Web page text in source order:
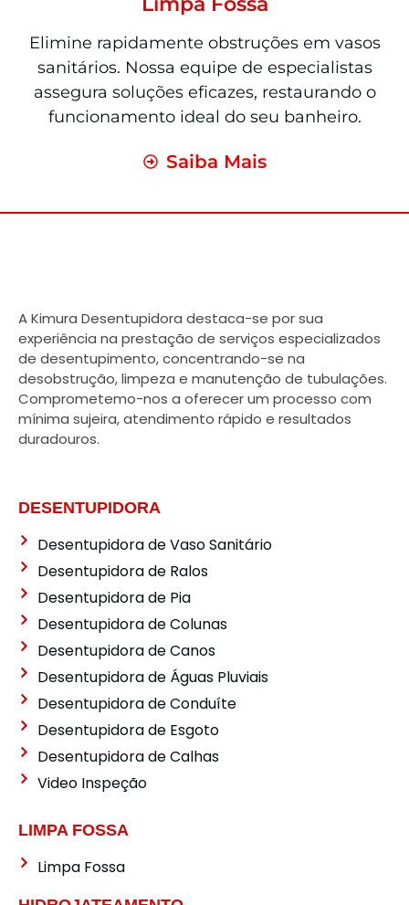
Elimine rapidamente obstruções em vasos
sanitários. Nossa equipe de especialistas
assegura soluções eficazes, restaurando o
funcionamento ideal do seu banheiro.
Saiba Mais
A Kimura Desentupidora destaca-se por sua
experiência na prestação de serviços especializados
de desentupimento, concentrando-se na
desobstrução, limpeza e manutenção de tubulações.
Comprometemo-nos a oferecer um processo com
mínima sujeira, atendimento rápido e resultados
duradouros.
DESENTUPIDORA
Desentupidora de Vaso Sanitário
Desentupidora de Ralos
Desentupidora de Pia
Desentupidora de Colunas
Desentupidora de Canos
Desentupidora de Águas Pluviais
Desentupidora de Conduíte
Desentupidora de Esgoto
Desentupidora de Calhas
Video Inspeção
LIMPA FOSSA
Limpa Fossa